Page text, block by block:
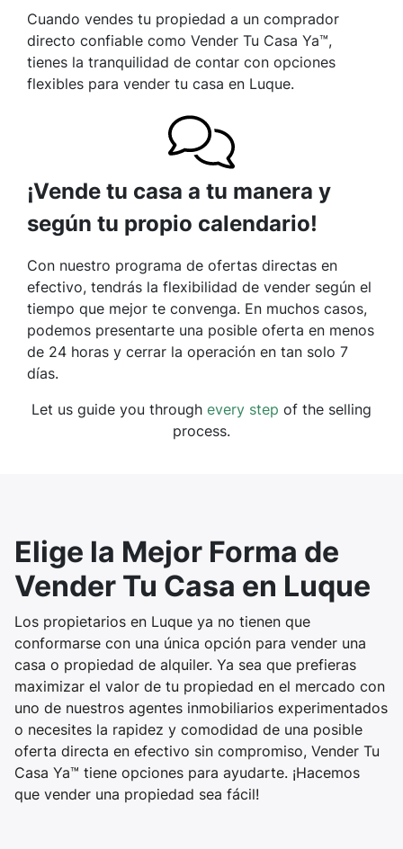
Cuando vendes tu propiedad a un comprador
directo confiable como Vender Tu Casa Ya™,
tienes la tranquilidad de contar con opciones
flexibles para vender tu casa en Luque.
¡Vende tu casa a tu manera y
según tu propio calendario!
Con nuestro programa de ofertas directas en
efectivo, tendrás la flexibilidad de vender según el
tiempo que mejor te convenga. En muchos casos,
podemos presentarte una posible oferta en menos
de 24 horas y cerrar la operación en tan solo 7
días.
Let us guide you through every step of the selling
process.
Elige la Mejor Forma de
Vender Tu Casa en Luque
Los propietarios en Luque ya no tienen que
conformarse con una única opción para vender una
casa o propiedad de alquiler. Ya sea que prefieras
maximizar el valor de tu propiedad en el mercado con
uno de nuestros agentes inmobiliarios experimentados
o necesites la rapidez y comodidad de una posible
oferta directa en efectivo sin compromiso, Vender Tu
Casa Ya™ tiene opciones para ayudarte. ¡Hacemos
que vender una propiedad sea fácil!